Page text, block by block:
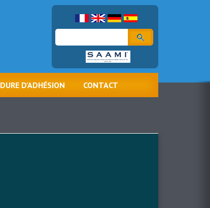
Rechercher
D'ADHÉSION CONTACT